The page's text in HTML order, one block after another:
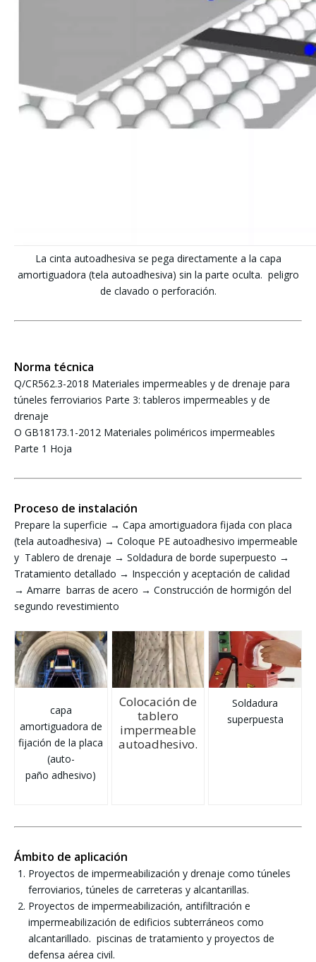
La cinta autoadhesiva se pega directamente a la capa
amortiguadora (tela autoadhesiva) sin la parte oculta. peligro
de clavado o perforación.
Norma técnica
Q/CR562.3-2018 Materiales impermeables y de drenaje para
túneles ferroviarios Parte 3: tableros impermeables y de
drenaje
O GB18173.1-2012 Materiales poliméricos impermeables
Parte 1 Hoja
Proceso de instalación
Prepare la superficie → Capa amortiguadora fijada con placa
(tela autoadhesiva) → Coloque PE autoadhesivo impermeable
y Tablero de drenaje → Soldadura de borde superpuesto →
Tratamiento detallado → Inspección y aceptación de calidad
→ Amarre barras de acero → Construcción de hormigón del
segundo revestimiento
capa
amortiguadora de
fijación de la placa
(auto-
paño adhesivo)
Colocación de
tablero
impermeable
autoadhesivo.
Soldadura
superpuesta
Ámbito de aplicación
Proyectos de impermeabilización y drenaje como túneles
ferroviarios, túneles de carreteras y alcantarillas.
Proyectos de impermeabilización, antifiltración e
impermeabilización de edificios subterráneos como
alcantarillado. piscinas de tratamiento y proyectos de
defensa aérea civil.